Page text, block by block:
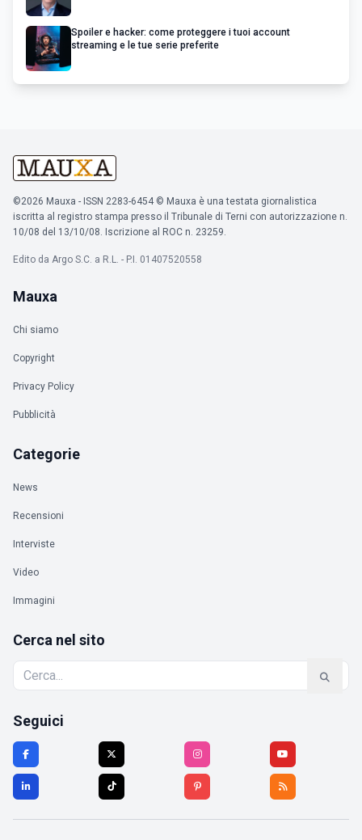
Spoiler e hacker: come proteggere i tuoi account
streaming e le tue serie preferite
©2026 Mauxa - ISSN 2283-6454 © Mauxa è una testata giornalistica
iscritta al registro stampa presso il Tribunale di Terni con autorizzazione n.
10/08 del 13/10/08. Iscrizione al ROC n. 23259.
Edito da Argo S.C. a R.L. - P.I. 01407520558
Mauxa
Chi siamo
Copyright
Privacy Policy
Pubblicità
Categorie
News
Recensioni
Interviste
Video
Immagini
Cerca nel sito
Seguici